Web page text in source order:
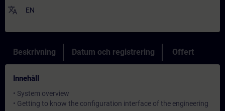
translate EN
Beskrivning Datum och registrering Offert
Innehåll
• System overview
• Getting to know the configuration interface of the engineering